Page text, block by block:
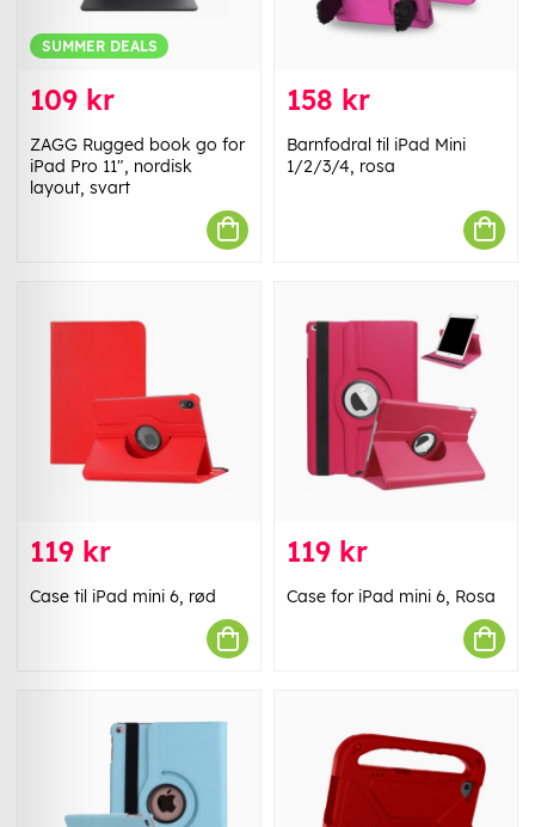
SUMMER DEALS
109 kr
ZAGG Rugged book go for
iPad Pro 11", nordisk
layout, svart
158 kr
Barnfodral til iPad Mini
1/2/3/4, rosa
119 kr
Case til iPad mini 6, rød
119 kr
Case for iPad mini 6, Rosa